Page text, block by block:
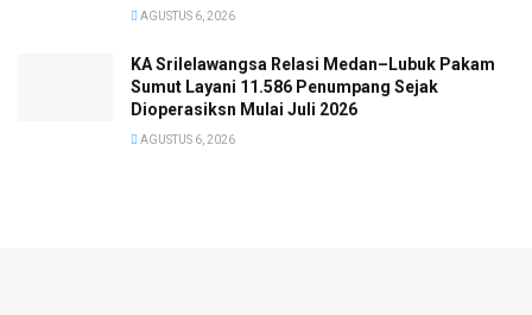
AGUSTUS 6, 2026
KA Srilelawangsa Relasi Medan–Lubuk Pakam
Sumut Layani 11.586 Penumpang Sejak
Dioperasiksn Mulai Juli 2026
AGUSTUS 6, 2026